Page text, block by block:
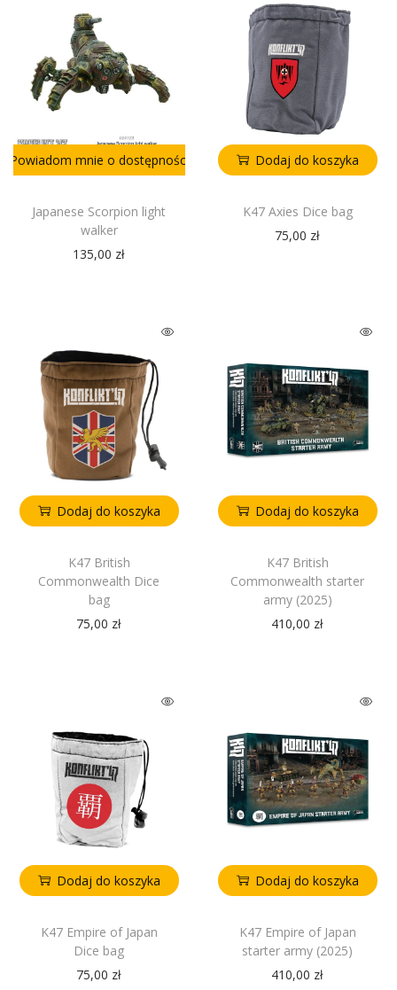
Powiadom mnie o dostępności
Japanese Scorpion light
walker
135,00 zł
Dodaj do koszyka
K47 Axies Dice bag
75,00 zł
Dodaj do koszyka
K47 British
Commonwealth Dice
bag
75,00 zł
Dodaj do koszyka
K47 British
Commonwealth starter
army (2025)
410,00 zł
Dodaj do koszyka
K47 Empire of Japan
Dice bag
75,00 zł
Dodaj do koszyka
K47 Empire of Japan
starter army (2025)
410,00 zł